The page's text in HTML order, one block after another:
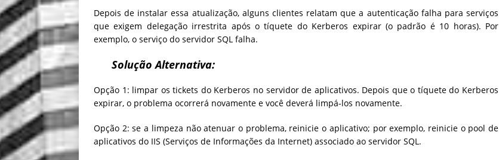
Depois de instalar essa atualização, alguns clientes relatam que a autenticação falha para serviços
que exigem delegação irrestrita após o tíquete do Kerberos expirar (o padrão é 10 horas). Por
exemplo, o serviço do servidor SQL falha.
Solução Alternativa:
Opção 1: limpar os tickets do Kerberos no servidor de aplicativos. Depois que o tíquete do Kerberos
expirar, o problema ocorrerá novamente e você deverá limpá-los novamente.
Opção 2: se a limpeza não atenuar o problema, reinicie o aplicativo; por exemplo, reinicie o pool de
aplicativos do IIS (Serviços de Informações da Internet) associado ao servidor SQL.